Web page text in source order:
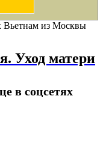
из Москвы
Уход матери
в соцсетях